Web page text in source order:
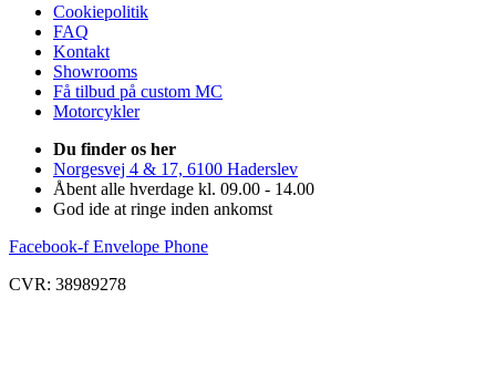
Cookiepolitik
FAQ
Kontakt
Showrooms
Få tilbud på custom MC
Motorcykler
Du finder os her
Norgesvej 4 & 17, 6100 Haderslev
Åbent alle hverdage kl. 09.00 - 14.00
God ide at ringe inden ankomst
Facebook-f Envelope Phone
CVR: 38989278